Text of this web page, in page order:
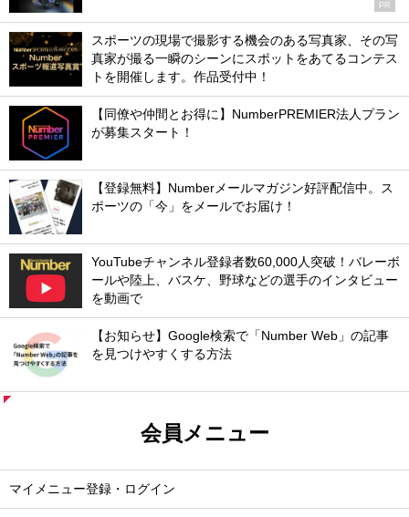
PR
スポーツの現場で撮影する機会のある写真家、その写
真家が撮る一瞬のシーンにスポットをあてるコンテス
トを開催します。作品受付中！
【同僚や仲間とお得に】NumberPREMIER法人プラン
が募集スタート！
【登録無料】Numberメールマガジン好評配信中。ス
ポーツの「今」をメールでお届け！
YouTubeチャンネル登録者数60,000人突破！バレーボ
ールや陸上、バスケ、野球などの選手のインタビュー
を動画で
【お知らせ】Google検索で「Number Web」の記事
を見つけやすくする方法
会員メニュー
マイメニュー登録・ログイン